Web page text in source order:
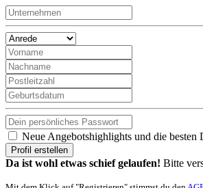
Neue Angebotshighlights und die
Profil erstellen
Da ist wohl etwas schief gelaufen! Bitte